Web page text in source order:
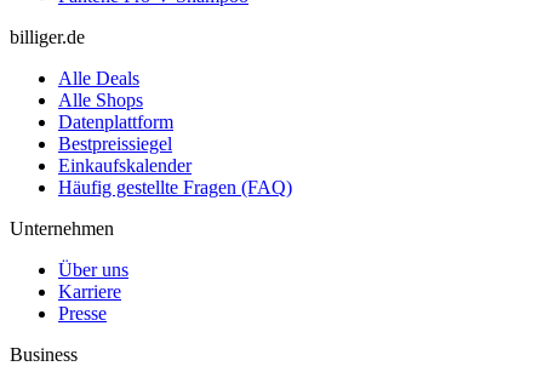
billiger.de
Alle Deals
Alle Shops
Datenplattform
Bestpreissiegel
Einkaufskalender
Häufig gestellte Fragen (FAQ)
Unternehmen
Über uns
Karriere
Presse
Business